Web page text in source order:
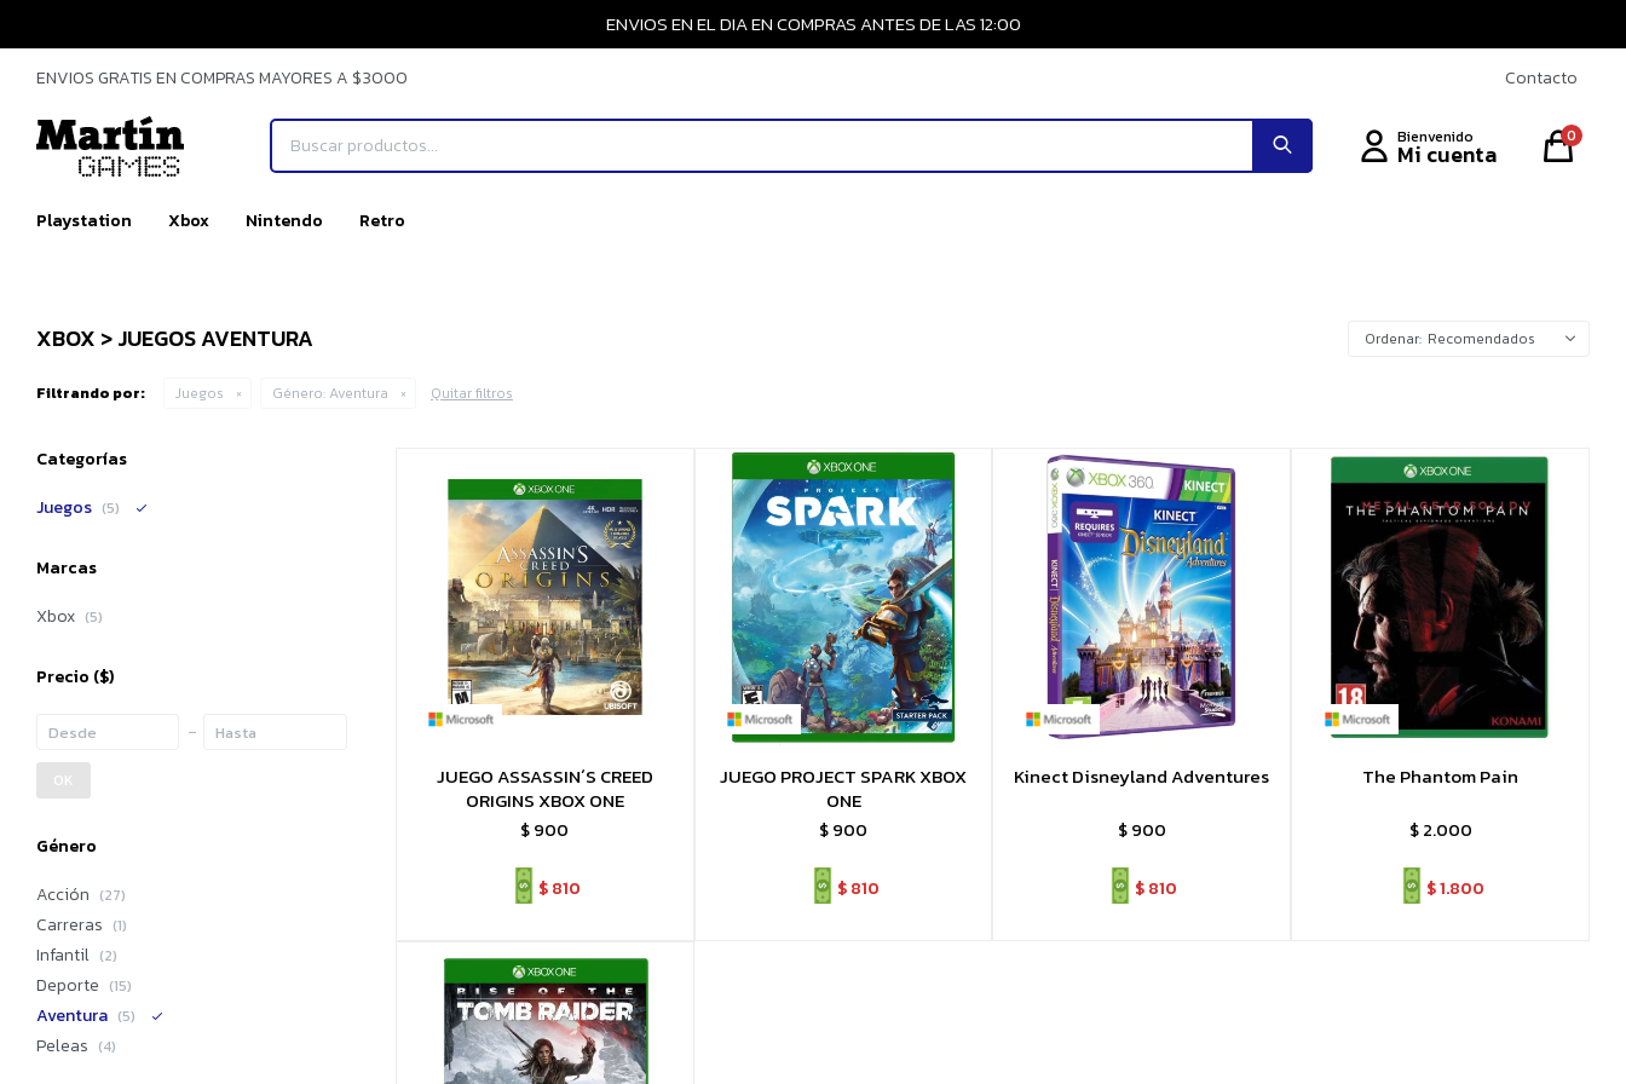
ENVIOS EN EL DIA EN COMPRAS ANTES DE LAS 12:00
Playstation Xbox Nintendo Retro
0
ENVIOS GRATIS EN COMPRAS MAYORES A $3000 Contacto
XBOX > JUEGOS AVENTURA Recomendados
Filtrando por: Juegos Género: Aventura Quitar filtros
JUEGO ASSASSIN´S CREED
ORIGINS XBOX ONE
$900
$ 810
JUEGO PROJECT SPARK XBOX
ONE
$900
$ 810
Kinect Disneyland Adventures
$ 900
$810
The Phantom Pain
$ 2.000
$1.800
Categorías
Juegos (5)
Marcas
Xbox (5)
Precio ($)
OK
Género
Acción (27)
Carreras (1)
Infantil (2)
Deporte (15)
Aventura (5)
Peleas (4)